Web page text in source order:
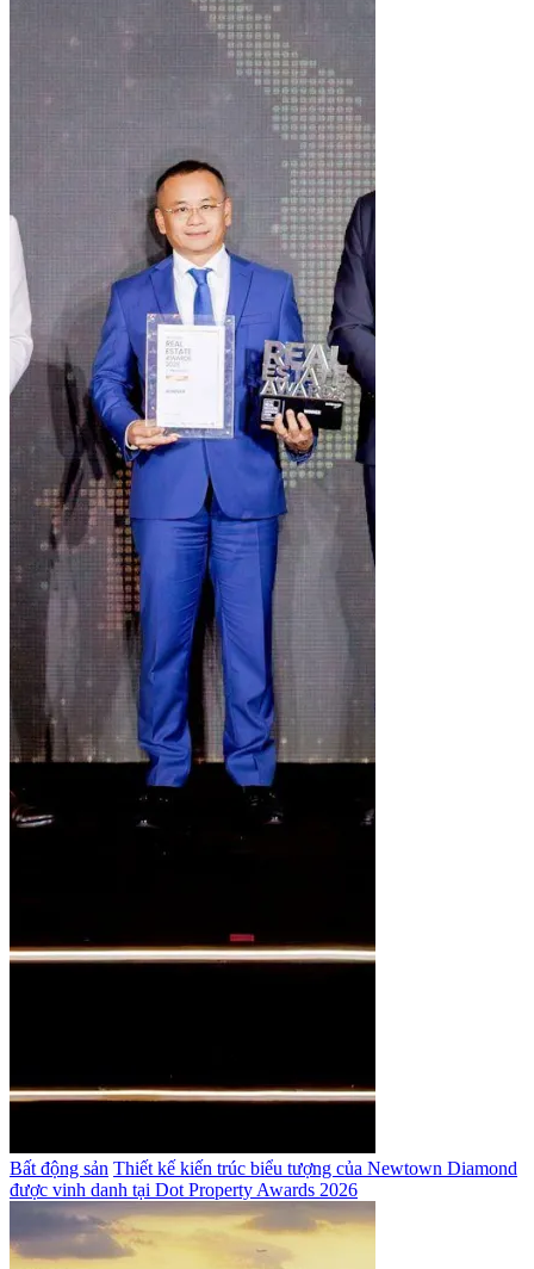
Bất động sản Thiết kế kiến trúc biểu tượng của Newtown Diamond
được vinh danh tại Dot Property Awards 2026